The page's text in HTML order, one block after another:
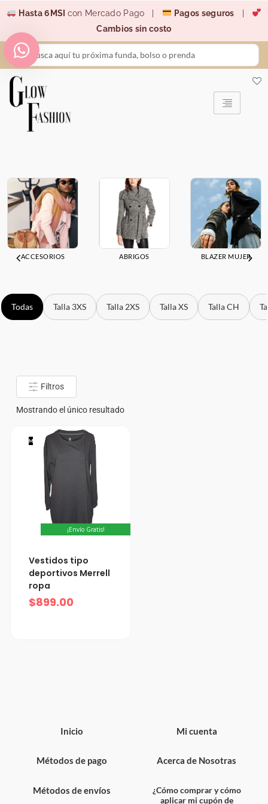
contenido
Hasta 6MSI con Mercado Pago | Pagos seguros
Cambios sin costo
Search
...
ACCESORIOS ABRIGOS BLAZER MUJER
Todas Talla 3XS Talla 2XS Talla XS Talla CH
Filtros
Mostrando el único resultado
M
¡Envío Gratis!
Vestidos tipo
deportivos Merrell
ropa
$899.00
Inicio
Métodos de pago
Métodos de envíos
Mi cuenta
Acerca de Nosotras
¿Cómo comprar y cómo
aplicar mi cupón de